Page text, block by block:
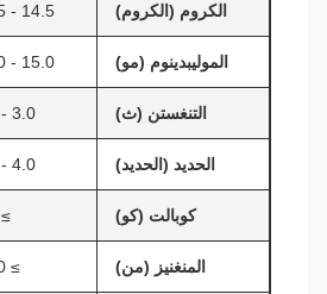
الكروم (الكروم) 14.5 - 16.5
الموليبدينوم (مو) 15.0 - 17.0
التنغستن (ث) 3.0 - 4.5
الحديد (الحديد) 4.0 - 7.0
كوبالت (كو) ≥ 2.5
المنغنيز (من) ≥ 1.00